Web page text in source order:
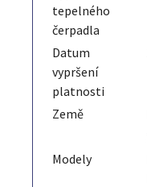
tepelného
čerpadla
Datum
vypršení
platnosti
Země
Modely